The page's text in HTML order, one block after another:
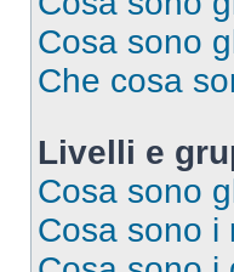
Cosa sono
Che cosa
Livelli e
Cosa sono
Cosa sono i